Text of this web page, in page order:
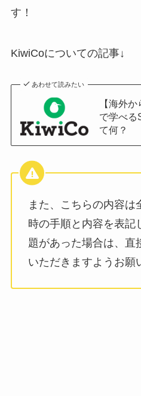
す！
KiwiCoについての記事↓
あわせて読みたい
【海外
で学べる
て何？
また、こちらの内容は
時の手順と内容を表記
題があった場合は、直
いただきますようお願